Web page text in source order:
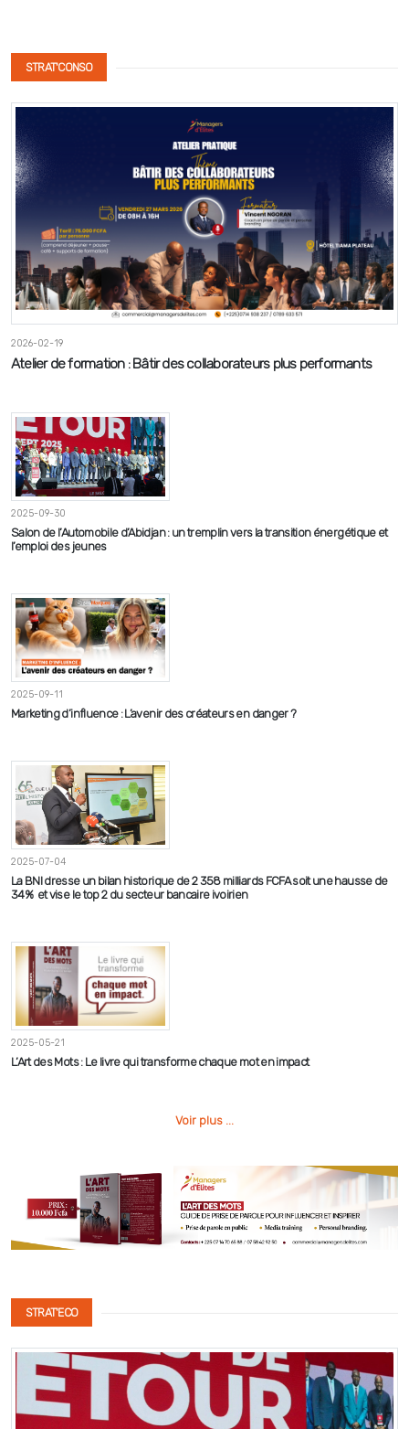
STRAT'CONSO
2026-02-19
Atelier de formation : Bâtir des collaborateurs plus performants
2025-09-30
Salon de l’Automobile d’Abidjan : un tremplin vers la transition énergétique et
l’emploi des jeunes
2025-09-11
Marketing d’influence : L’avenir des créateurs en danger ?
2025-07-04
La BNI dresse un bilan historique de 2 358 milliards FCFA soit une hausse de
34% et vise le top 2 du secteur bancaire ivoirien
2025-05-21
L’Art des Mots : Le livre qui transforme chaque mot en impact
Voir plus ...
STRAT'ECO